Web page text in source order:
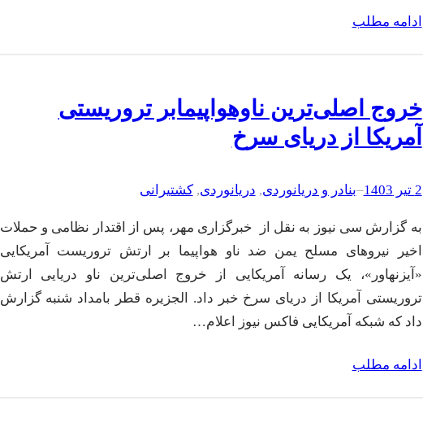
ادامه مطلب
خروج اصلی‌ترین ناوهواپیمابر تروریستی
آمریکا از دریای سرخ
2 تیر 1403 –بنادر و دریانوردی, دریانوردی, کشتیرانی
به گزارش سی نیوز به نقل از خبرگزاری مهر، پس از اقتدار نظامی و حملات
اخیر نیروهای مسلح یمن ضد ناو هواپیما بر ارتش تروریست آمریکایی
«آیزنهاور»، یک رسانه آمریکایی از خروج اصلی‌ترین ناو دریایی ارتش
تروریستی آمریکا از دریای سرخ خبر داد. الجزیره قطر بامداد شنبه گزارش
داد که شبکه آمریکایی فاکس نیوز اعلام…
ادامه مطلب